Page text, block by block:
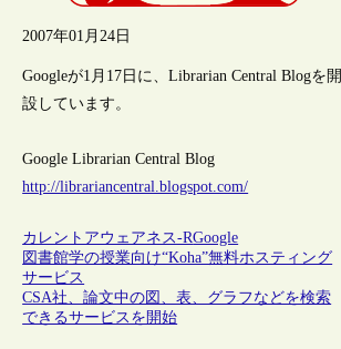
2007年01月24日
Googleが1月17日に、Librarian Central Blogを開
設しています。
Google Librarian Central Blog
http://librariancentral.blogspot.com/
カレントアウェアネス-RGoogle
図書館学の授業向け“Koha”無料ホスティング
サービス
CSA社、論文中の図、表、グラフなどを検索
できるサービスを開始